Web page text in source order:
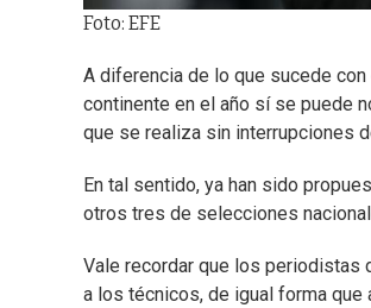
Foto: EFE
A diferencia de lo que sucede
continente en el año sí se puede
que se realiza sin interrupciones
En tal sentido, ya han sido
otros tres de selecciones
Vale recordar que los periodistas
a los técnicos, de igual forma que